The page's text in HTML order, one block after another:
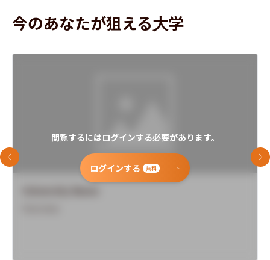
今のあなたが狙える大学
閲覧するにはログインする必要があります。
ログインする 無料
前のスライド 次